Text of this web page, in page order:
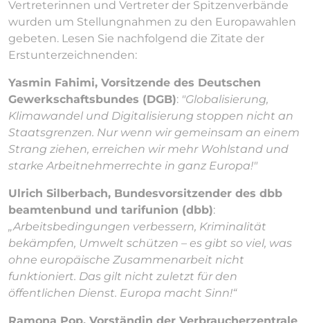
Vertreterinnen und Vertreter der Spitzenverbände
wurden um Stellungnahmen zu den Europawahlen
gebeten. Lesen Sie nachfolgend die Zitate der
Erstunterzeichnenden:
Yasmin Fahimi, Vorsitzende des Deutschen
Gewerkschaftsbundes (DGB): "Globalisierung,
Klimawandel und Digitalisierung stoppen nicht an
Staatsgrenzen. Nur wenn wir gemeinsam an einem
Strang ziehen, erreichen wir mehr Wohlstand und
starke Arbeitnehmerrechte in ganz Europa!"
Ulrich Silberbach, Bundesvorsitzender des dbb
beamtenbund und tarifunion (dbb):
„Arbeitsbedingungen verbessern, Kriminalität
bekämpfen, Umwelt schützen – es gibt so viel, was
ohne europäische Zusammenarbeit nicht
funktioniert. Das gilt nicht zuletzt für den
öffentlichen Dienst. Europa macht Sinn!“